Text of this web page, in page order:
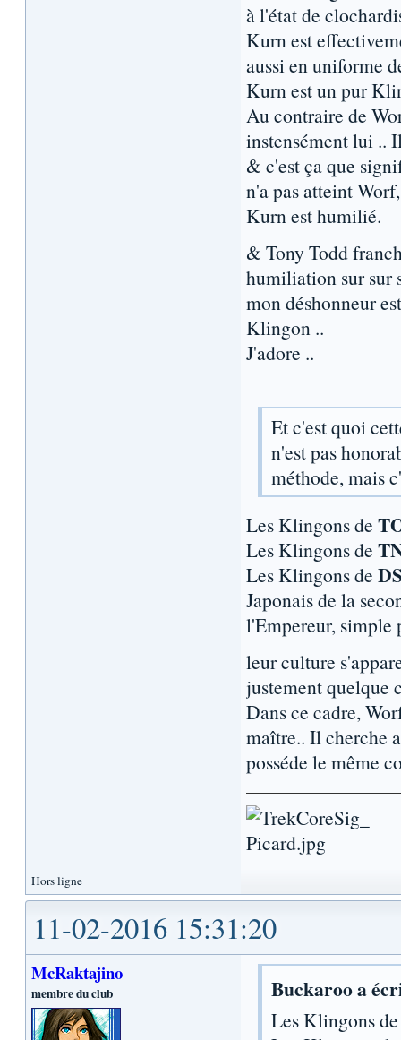
à l'état de
Kurn est
aussi en uniforme
Kurn est un pur
Au contraire de
instensément lui
& c'est ça que
n'a pas atteint
Kurn est humilié.
& Tony Todd
humiliation sur sur
mon déshonneur
Klingon ..
J'adore ..
Et c'est quoi
n'est pas
méthode, mais
Les Klingons de
Les Klingons de
Les Klingons de
Japonais de la
l'Empereur, simple
leur culture
justement quelque
Dans ce cadre,
maître.. Il cherche
posséde le même
Hors ligne
11-02-2016 15:31:20
McRaktajino
membre du club Buckaroo a
Les Klingons